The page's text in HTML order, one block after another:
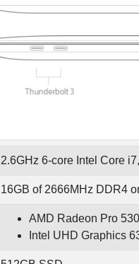
2.6GHz 6‑core Intel Core
16GB of 2666MHz DDR4
AMD Radeon Pro
Intel UHD Graphics